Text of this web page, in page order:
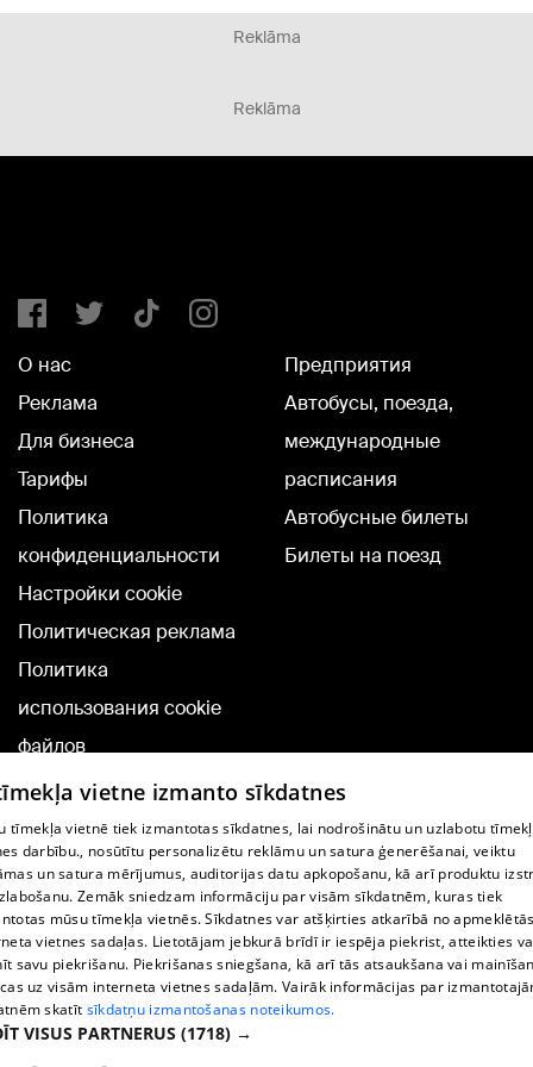
Reklāma
Reklāma
О нас
Реклама
Для бизнеса
Тарифы
Политика
конфиденциальности
Настройки cookie
Политическая реклама
Политика
использования cookie
файлов
Добавление
комментариев
Предприятия
Автобусы, поезда,
международные
расписания
Автобусные билеты
Билеты на поезд
TВ-программа
Условия договора
360 Ziņu kontakti
Helio Media
Служба помощи портала: э-почта -
vietne izmanto sīkdatnes
tīmekļa vietnē tiek izmantotas sīkdatnes, lai nodrošinātu un uzlabotu
darbību., nosūtītu personalizētu reklāmu un satura ģenerēšanai, veiktu
un satura mērījumus, auditorijas datu apkopošanu, kā arī produktu
Zemāk sniedzam informāciju par visām sīkdatnēm, kuras tiek
mūsu tīmekļa vietnēs. Sīkdatnes var atšķirties atkarībā no
vietnes sadaļas. Lietotājam jebkurā brīdī ir iespēja piekrist, atteikties
savu piekrišanu. Piekrišanas sniegšana, kā arī tās atsaukšana vai
uz visām interneta vietnes sadaļām. Vairāk informācijas par
skatīt sīkdatņu izmantošanas noteikumos.
VISUS PARTNERUS (1718) →